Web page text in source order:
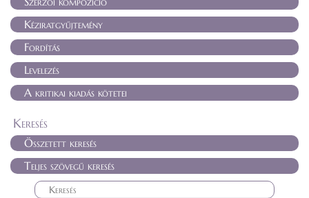
Kéziratgyűjtemény
Fordítás
Levelezés
A kritikai kiadás kötetei
Keresés
Összetett keresés
Teljes szövegű keresés